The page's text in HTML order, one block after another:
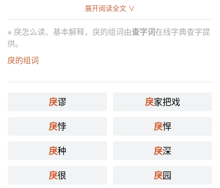
戾，曲也。从犬，出户下身曲戾也。——《说文》
饮必小咽，端直无戾。——《吕氏春秋》
(3) 又如：戾契(曲折辗转)
鲁侯戾止。——《诗·鲁颂·泮水》
戾于敝邑。——《国语·鲁语上》
古者天灾降戾。——《国语·周语下》
(5) 又如：戾止(来临)；戾于(至于)
展开阅读全文 ∨
※ 戾怎么读、基本解释，戾的组词由查字词在线字典查字提
供。
戾的组词
戾谬 戾家把戏
戾悖 戾悍
戾种 戾深
戾很 戾园